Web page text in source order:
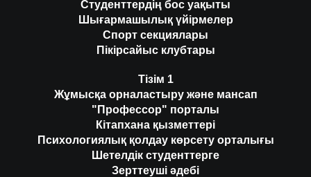
Студенттердің бос уақыты
Шығармашылық үйірмелер
Спорт секциялары
Пікірсайыс клубтары
Тізім 1
Жұмысқа орналастыру және мансап
"Профессор" порталы
Кітапхана қызметтері
Психологиялық қолдау көрсету орталығы
Шетелдік студенттерге
Зерттеуші әдебі